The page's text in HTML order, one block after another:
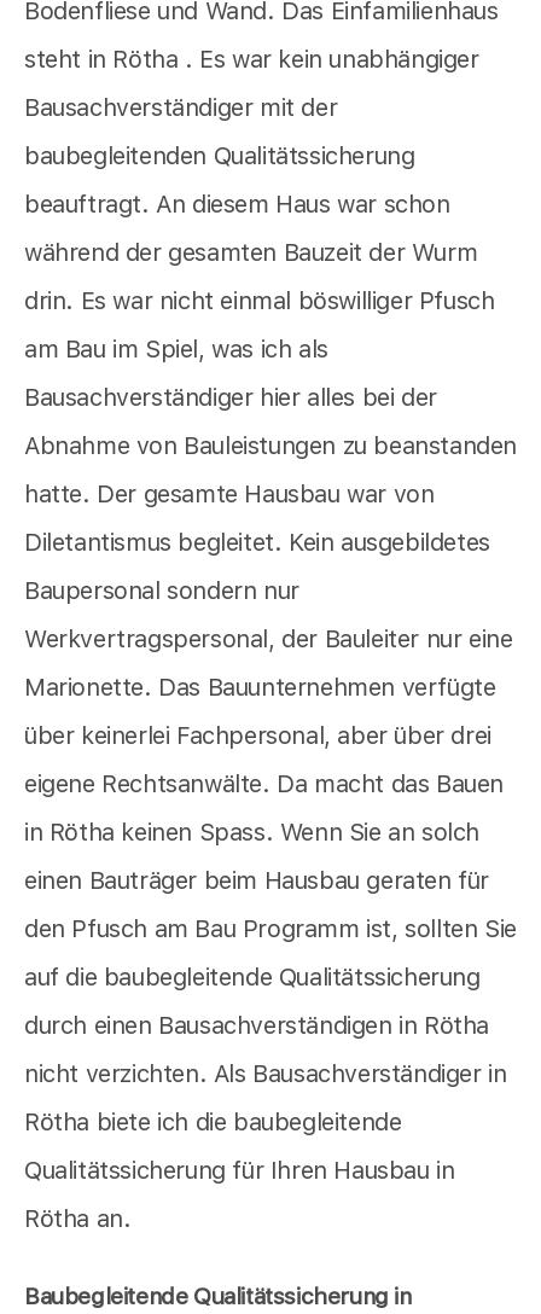
Bodenfliese und Wand. Das Einfamilienhaus
steht in Rötha . Es war kein unabhängiger
Bausachverständiger mit der
baubegleitenden Qualitätssicherung
beauftragt. An diesem Haus war schon
während der gesamten Bauzeit der Wurm
drin. Es war nicht einmal böswilliger Pfusch
am Bau im Spiel, was ich als
Bausachverständiger hier alles bei der
Abnahme von Bauleistungen zu beanstanden
hatte. Der gesamte Hausbau war von
Diletantismus begleitet. Kein ausgebildetes
Baupersonal sondern nur
Werkvertragspersonal, der Bauleiter nur eine
Marionette. Das Bauunternehmen verfügte
über keinerlei Fachpersonal, aber über drei
eigene Rechtsanwälte. Da macht das Bauen
in Rötha keinen Spass. Wenn Sie an solch
einen Bauträger beim Hausbau geraten für
den Pfusch am Bau Programm ist, sollten Sie
auf die baubegleitende Qualitätssicherung
durch einen Bausachverständigen in Rötha
nicht verzichten. Als Bausachverständiger in
Rötha biete ich die baubegleitende
Qualitätssicherung für Ihren Hausbau in
Rötha an.
Baubegleitende Qualitätssicherung in